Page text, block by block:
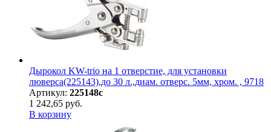
Дырокол KW-trio на 1 отверстие, для установки
люверса(225143),до 30 л.,диам. отверс. 5мм, хром. , 9718
Артикул: 225148с
1 242,65 руб.
В корзину